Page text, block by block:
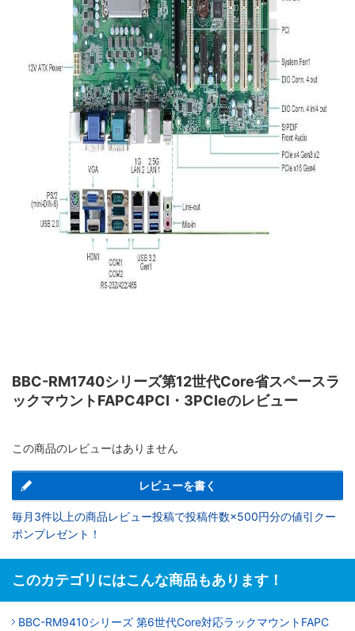
BBC-RM1740シリーズ第12世代Core省スペースラ
ックマウントFAPC4PCI・3PCIeのレビュー
この商品のレビューはありません
レビューを書く
毎月3件以上の商品レビュー投稿で投稿件数×500円分の値引クー
ポンプレゼント！
このカテゴリにはこんな商品もあります！
BBC-RM9410シリーズ 第6世代Core対応ラックマウントFAPC